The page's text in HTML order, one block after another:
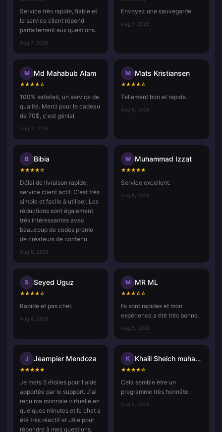
Service très rapide, fiable et
le service client répond
parfaitement aux questions.
Aug 7, 2026
Envoyez une sauvegarde.
Aug 7, 2026
M Md Mahabub Alam
★★★★☆
100% satisfait, un service de
qualité. Merci pour le cadeau
de 70$, c'est génial.
Aug 7, 2026
M Mats Kristiansen
★★★★☆
Tellement bon et rapide.
Aug 6, 2026
B Bibia
★★★★☆
Délai de livraison rapide,
service client actif. C'est très
simple et facile à utiliser. Les
réductions sont également
très intéressantes avec
beaucoup de codes promo
de créateurs de contenu.
Aug 6, 2026
M Muhammad Izzat
★★★★★
Service excellent.
Aug 6, 2026
S Seyed Uguz
★★★★☆
Rapide et pas cher.
Aug 6, 2026
M MR ML
★★★☆☆
Ils sont rapides et mon
expérience a été très bonne.
Aug 5, 2026
J Jeampier Mendoza
★★★★★
Je mets 5 étoiles pour l'aide
apportée par le support. J'ai
reçu ma monnaie virtuelle en
quelques minutes et le chat a
été très réactif et utile pour
répondre à mes questions.
K Khalil Sheich muhammad
★★★★☆
Cela semble être un
programme très honnête.
Aug 5, 2026